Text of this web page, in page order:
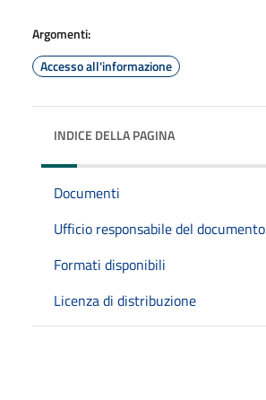
Argomenti:
Accesso all'informazione
INDICE DELLA PAGINA
Documenti
Ufficio responsabile del documento
Formati disponibili
Licenza di distribuzione